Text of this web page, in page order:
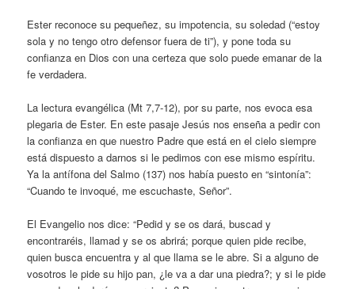
Ester reconoce su pequeñez, su impotencia, su soledad (“estoy
sola y no tengo otro defensor fuera de ti”), y pone toda su
confianza en Dios con una certeza que solo puede emanar de la
fe verdadera.
La lectura evangélica (Mt 7,7-12), por su parte, nos evoca esa
plegaria de Ester. En este pasaje Jesús nos enseña a pedir con
la confianza en que nuestro Padre que está en el cielo siempre
está dispuesto a darnos si le pedimos con ese mismo espíritu.
Ya la antífona del Salmo (137) nos había puesto en “sintonía”:
“Cuando te invoqué, me escuchaste, Señor”.
El Evangelio nos dice: “Pedid y se os dará, buscad y
encontraréis, llamad y se os abrirá; porque quien pide recibe,
quien busca encuentra y al que llama se le abre. Si a alguno de
vosotros le pide su hijo pan, ¿le va a dar una piedra?; y si le pide